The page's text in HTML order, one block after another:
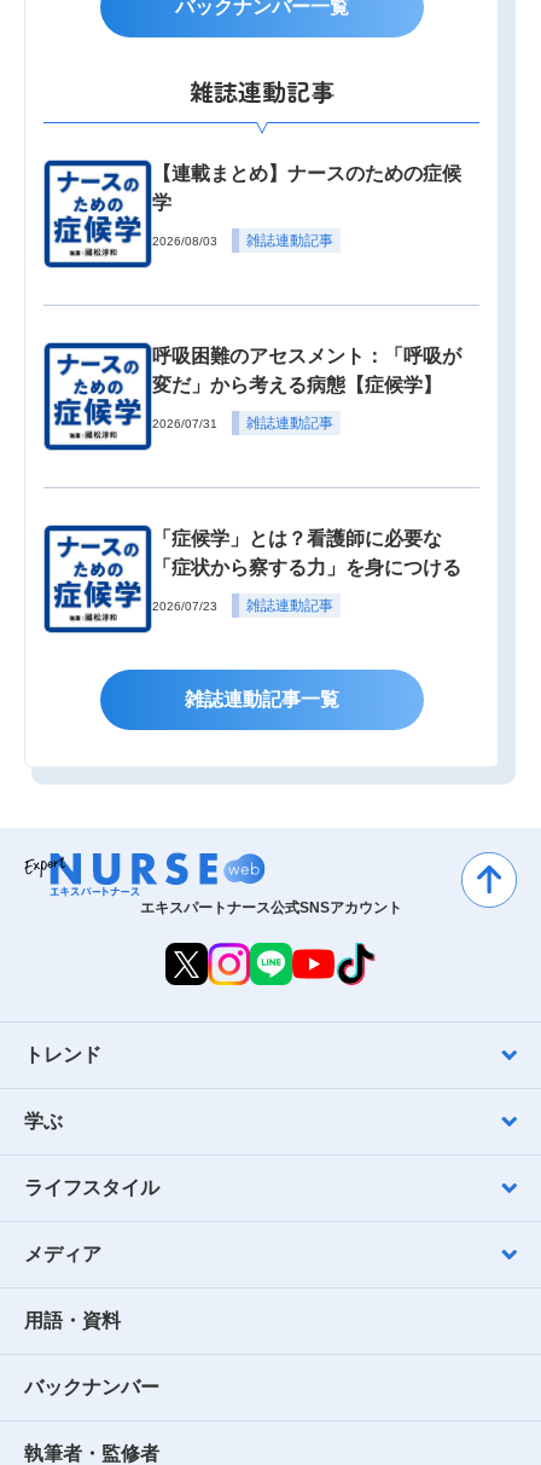
バックナンバー一覧
雑誌連動記事
【連載まとめ】ナースのための症候
学
2026/08/03 雑誌連動記事
呼吸困難のアセスメント：「呼吸が
変だ」から考える病態【症候学】
2026/07/31 雑誌連動記事
「症候学」とは？看護師に必要な
「症状から察する力」を身につける
2026/07/23 雑誌連動記事
雑誌連動記事一覧
エキスパートナース公式SNSアカウント
トレンド
学ぶ
ライフスタイル
メディア
用語・資料
バックナンバー
執筆者・監修者